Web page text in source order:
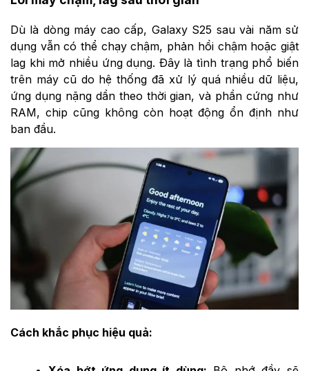
Dù là dòng máy cao cấp, Galaxy S25 sau vài năm sử
dụng vẫn có thể chạy chậm, phản hồi chậm hoặc giật
lag khi mở nhiều ứng dụng. Đây là tình trạng phổ biến
trên máy cũ do hệ thống đã xử lý quá nhiều dữ liệu,
ứng dụng nặng dần theo thời gian, và phần cứng như
RAM, chip cũng không còn hoạt động ổn định như
ban đầu.
Cách khắc phục hiệu quả: